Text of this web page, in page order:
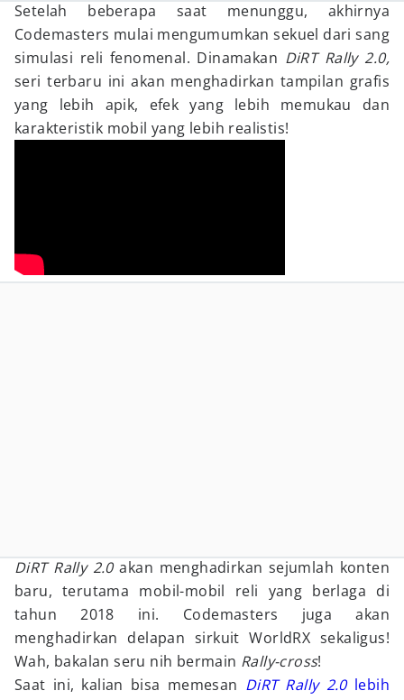
Setelah beberapa saat menunggu, akhirnya
Codemasters mulai mengumumkan sekuel dari sang
simulasi reli fenomenal. Dinamakan DiRT Rally 2.0,
seri terbaru ini akan menghadirkan tampilan grafis
yang lebih apik, efek yang lebih memukau dan
karakteristik mobil yang lebih realistis!
DiRT Rally 2.0akan menghadirkan sejumlah konten
baru, terutama mobil-mobil reli yang berlaga di
tahun 2018 ini. Codemasters juga akan
menghadirkan delapan sirkuit WorldRX sekaligus!
Wah, bakalan seru nih bermain Rally-cross!
Saat ini, kalian bisa memesan DiRT Rally 2.0lebih